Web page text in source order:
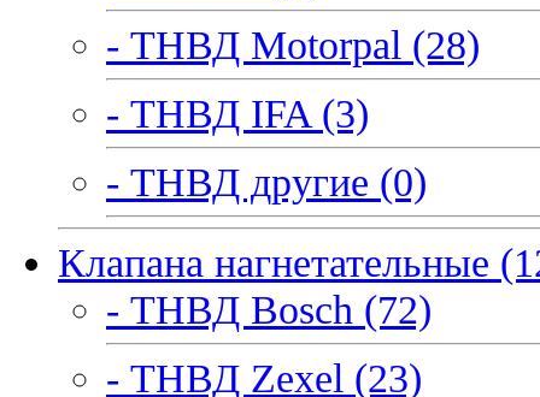
- ТНВД Motorpal (28)
- ТНВД IFA (3)
- ТНВД другие (0)
Клапана нагнетательные
- ТНВД Bosch (72)
- ТНВД Zexel (23)